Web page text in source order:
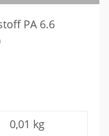
PA 6.6
0,01 kg